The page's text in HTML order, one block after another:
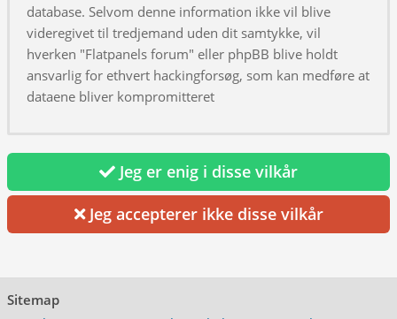
database. Selvom denne information ikke vil blive
videregivet til tredjemand uden dit samtykke, vil
hverken "Flatpanels forum" eller phpBB blive holdt
ansvarlig for ethvert hackingforsøg, som kan medføre at
dataene bliver kompromitteret
Jeg er enig i disse vilkår
Jeg accepterer ikke disse vilkår
Sitemap